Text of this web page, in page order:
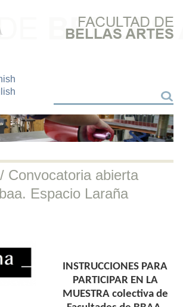
Convocatoria abierta
Espacio Laraña
INSTRUCCIONES PARA
PARTICIPAR EN LA
MUESTRA colectiva de